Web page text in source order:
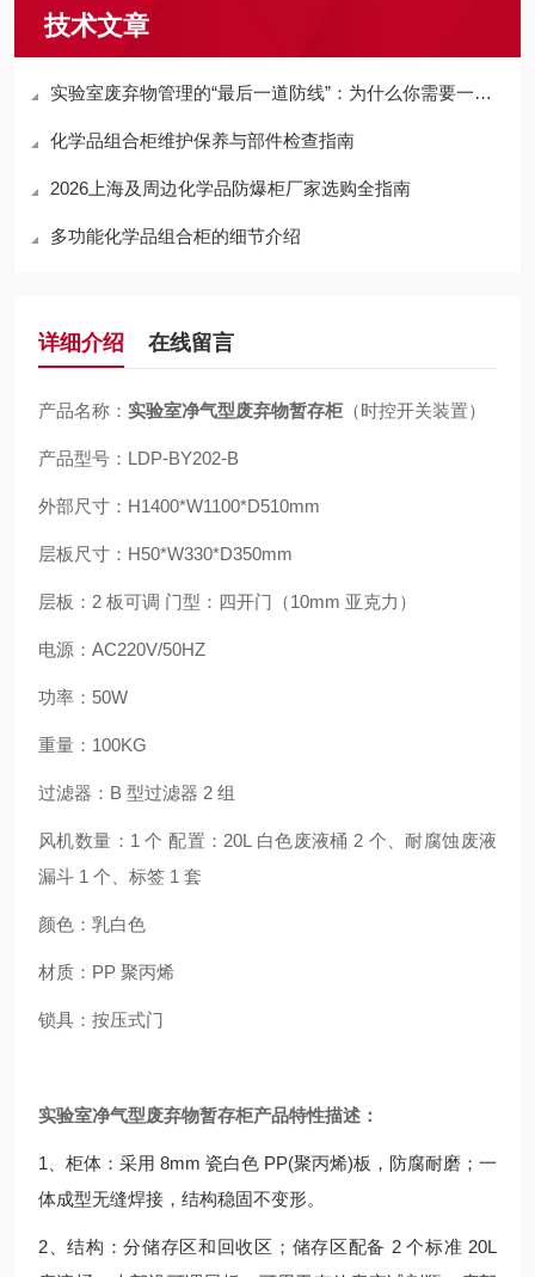
技术文章
实验室废弃物管理的“最后一道防线”：为什么你需要一座户外危废暂存柜？
化学品组合柜维护保养与部件检查指南
2026上海及周边化学品防爆柜厂家选购全指南
多功能化学品组合柜的细节介绍
详细介绍 在线留言
产品名称： 实验室净气型废弃物暂存柜 （时控开关装置）
产品型号：LDP-BY202-B
外部尺寸：H1400*W1100*D510mm
层板尺寸：H50*W330*D350mm
层板：2 板可调 门型：四开门（10mm 亚克力）
电源：AC220V/50HZ
功率：50W
重量：100KG
过滤器：B 型过滤器 2 组
风机数量：1 个 配置：20L 白色废液桶 2 个、耐腐蚀废液
漏斗 1 个、标签 1 套
颜色：乳白色
材质：PP 聚丙烯
锁具：按压式门
实验室净气型废弃物暂存柜产品特性描述：
1、柜体：采用 8mm 瓷白色 PP(聚丙烯)板，防腐耐磨；一
体成型无缝焊接，结构稳固不变形。
2、结构：分储存区和回收区；储存区配备 2 个标准 20L